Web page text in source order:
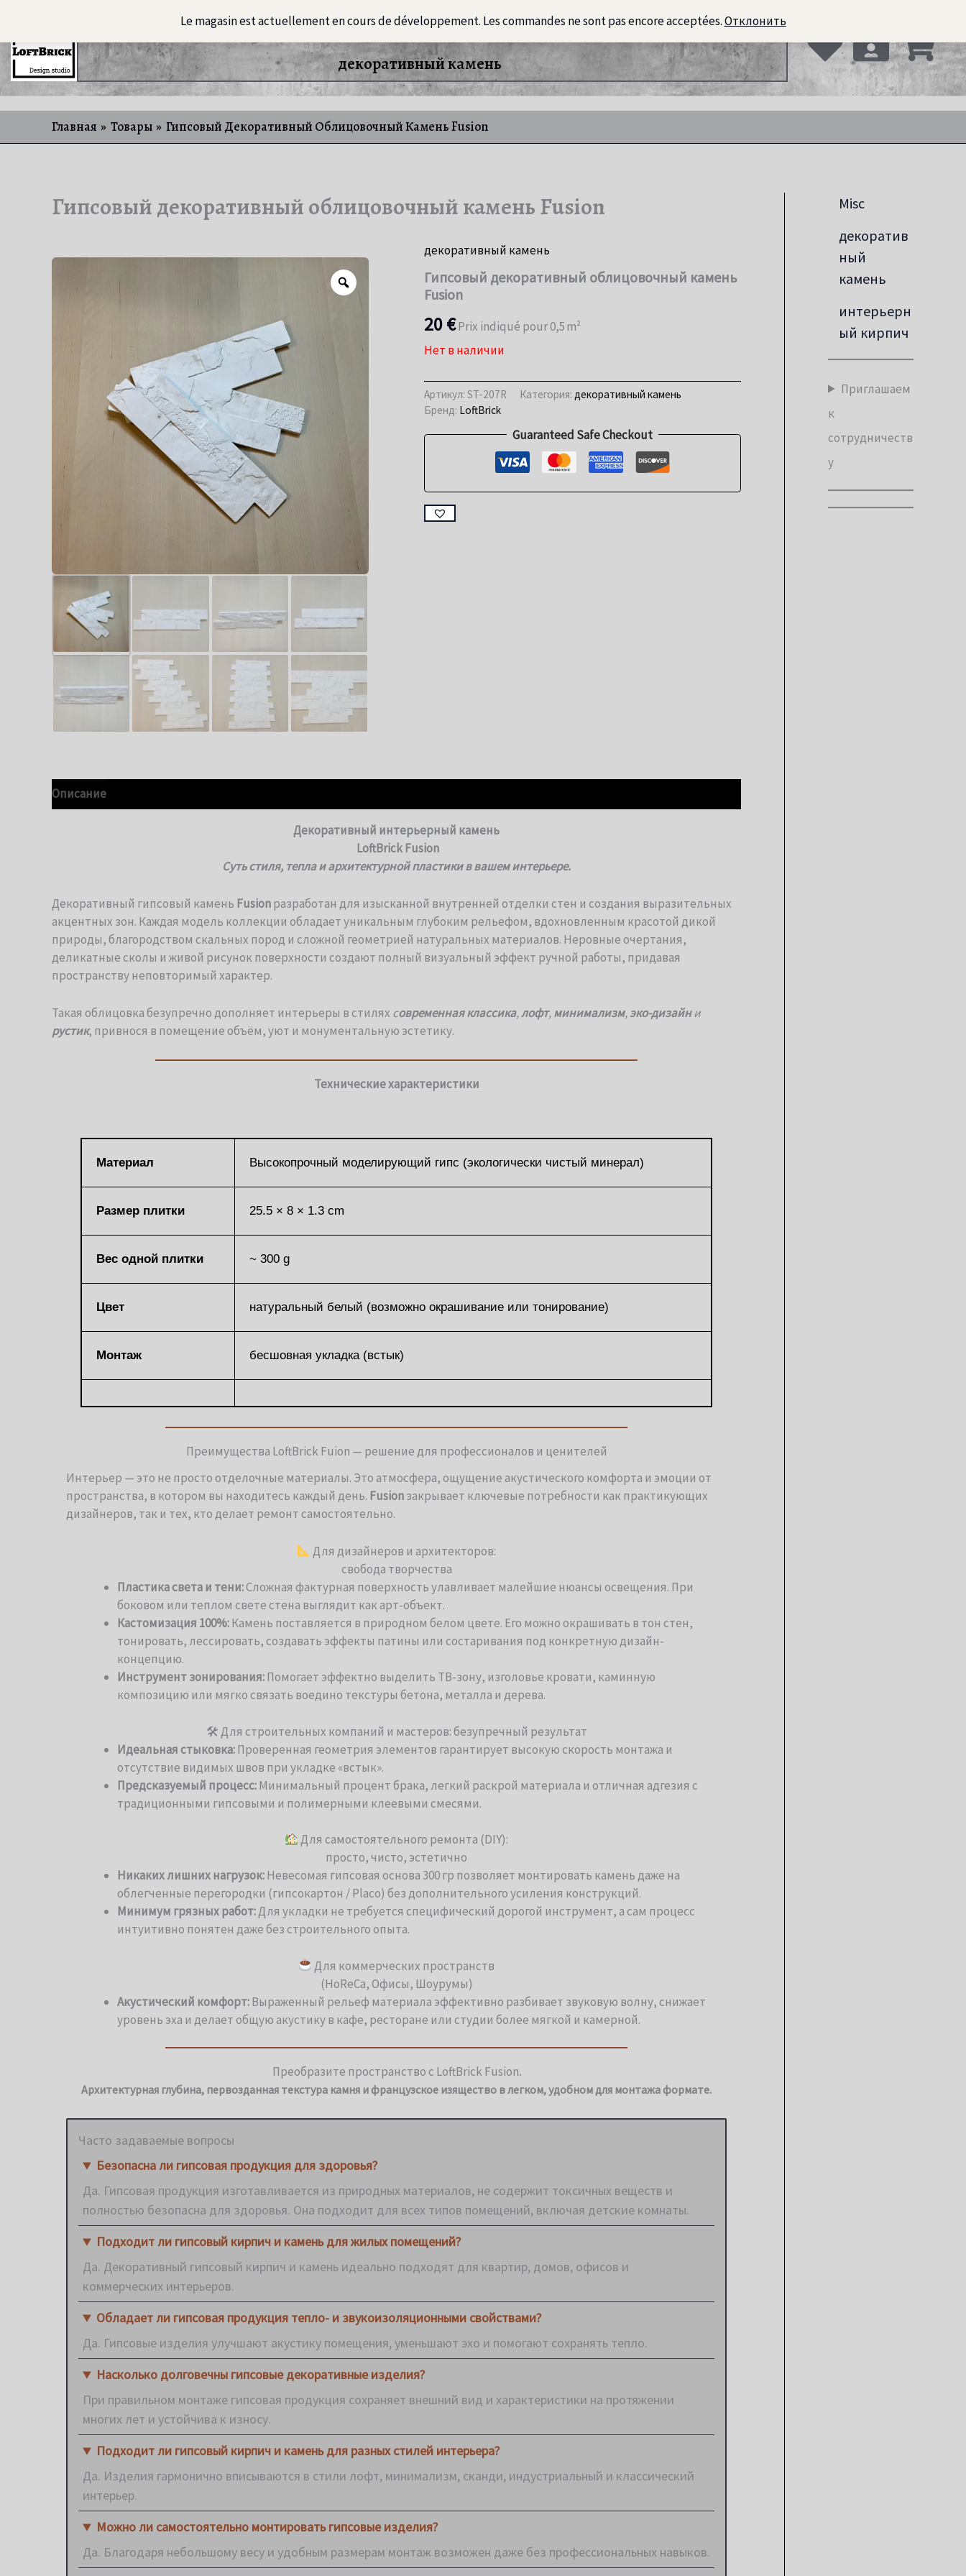
Le magasin est actuellement en cours de développement. Les commandes ne sont pas encore acceptées.Отклонить
содержимому
Освещение ART-Loft Информация Русский
интерьерный кирпич
декоративный камень
Главная Товары Гипсовый Декоративный Облицовочный Камень Fusion
Гипсовый декоративный облицовочный камень Fusion
Zoom
декоративный камень
Гипсовый декоративный облицовочный камень
Fusion
20€Prix indiqué pour 0,5 m²
Нет в наличии
Артикул: ST-207R Категория: декоративный камень
Бренд: LoftBrick
Guaranteed Safe Checkout
Описание
Декоративный интерьерный камень
LoftBrick Fusion
Суть стиля, тепла и архитектурной пластики в вашем интерьере.
Декоративный гипсовый камень Fusionразработан для изысканной внутренней отделки стен и создания выразительных
акцентных зон. Каждая модель коллекции обладает уникальным глубоким рельефом, вдохновленным красотой дикой
природы, благородством скальных пород и сложной геометрией натуральных материалов. Неровные очертания,
деликатные сколы и живой рисунок поверхности создают полный визуальный эффект ручной работы, придавая
пространству неповторимый характер.
Такая облицовка безупречно дополняет интерьеры в стилях современная классика,лофт,минимализм,эко-дизайни
рустик, привнося в помещение объём, уют и монументальную эстетику.
Технические характеристики
Материал Высокопрочный моделирующий гипс (экологически чистый минерал)
Размер плитки 25.5 × 8 × 1.3 cm
Вес одной плитки ~ 300 g
Цвет натуральный белый (возможно окрашивание или тонирование)
Монтаж бесшовная укладка (встык)
Преимущества LoftBrick Fuion — решение для профессионалов и ценителей
Интерьер — это не просто отделочные материалы. Это атмосфера, ощущение акустического комфорта и эмоции от
пространства, в котором вы находитесь каждый день. Fusionзакрывает ключевые потребности как практикующих
дизайнеров, так и тех, кто делает ремонт самостоятельно.
Для дизайнеров и архитекторов:
cвобода творчества
Пластика света и тени:Сложная фактурная поверхность улавливает малейшие нюансы освещения. При
боковом или теплом свете стена выглядит как арт-объект.
Кастомизация 100%:Камень поставляется в природном белом цвете. Его можно окрашивать в тон стен,
тонировать, лессировать, создавать эффекты патины или состаривания под конкретную дизайн-
концепцию.
Инструмент зонирования:Помогает эффектно выделить ТВ-зону, изголовье кровати, каминную
композицию или мягко связать воедино текстуры бетона, металла и дерева.
🛠 Для строительных компаний и мастеров: безупречный результат
Идеальная стыковка:Проверенная геометрия элементов гарантирует высокую скорость монтажа и
отсутствие видимых швов при укладке «встык».
Предсказуемый процесс:Минимальный процент брака, легкий раскрой материала и отличная адгезия с
традиционными гипсовыми и полимерными клеевыми смесями.
Для самостоятельного ремонта (DIY):
просто, чисто, эстетично
Никаких лишних нагрузок:Невесомая гипсовая основа 300 гр позволяет монтировать камень даже на
облегченные перегородки (гипсокартон / Placo) без дополнительного усиления конструкций.
Минимум грязных работ:Для укладки не требуется специфический дорогой инструмент, а сам процесс
интуитивно понятен даже без строительного опыта.
Для коммерческих пространств
(HoReCa, Офисы, Шоурумы)
Акустический комфорт:Выраженный рельеф материала эффективно разбивает звуковую волну, снижает
уровень эха и делает общую акустику в кафе, ресторане или студии более мягкой и камерной.
Преобразите пространство с LoftBrick Fusion.
Архитектурная глубина, первозданная текстура камня и французское изящество в легком, удобном для монтажа формате.
Часто задаваемые вопросы
Безопасна ли гипсовая продукция для здоровья?
Да. Гипсовая продукция изготавливается из природных материалов, не содержит токсичных веществ и
полностью безопасна для здоровья. Она подходит для всех типов помещений, включая детские комнаты.
Подходит ли гипсовый кирпич и камень для жилых помещений?
Да. Декоративный гипсовый кирпич и камень идеально подходят для квартир, домов, офисов и
коммерческих интерьеров.
Обладает ли гипсовая продукция тепло- и звукоизоляционными свойствами?
Да. Гипсовые изделия улучшают акустику помещения, уменьшают эхо и помогают сохранять тепло.
Насколько долговечны гипсовые декоративные изделия?
При правильном монтаже гипсовая продукция сохраняет внешний вид и характеристики на протяжении
многих лет и устойчива к износу.
Подходит ли гипсовый кирпич и камень для разных стилей интерьера?
Да. Изделия гармонично вписываются в стили лофт, минимализм, сканди, индустриальный и классический
интерьер.
Можно ли самостоятельно монтировать гипсовые изделия?
Да. Благодаря небольшому весу и удобным размерам монтаж возможен даже без профессиональных навыков.
Misc
декоратив
ный
камень
интерьерн
ый кирпич
Приглашаем
к
сотрудничеств
у